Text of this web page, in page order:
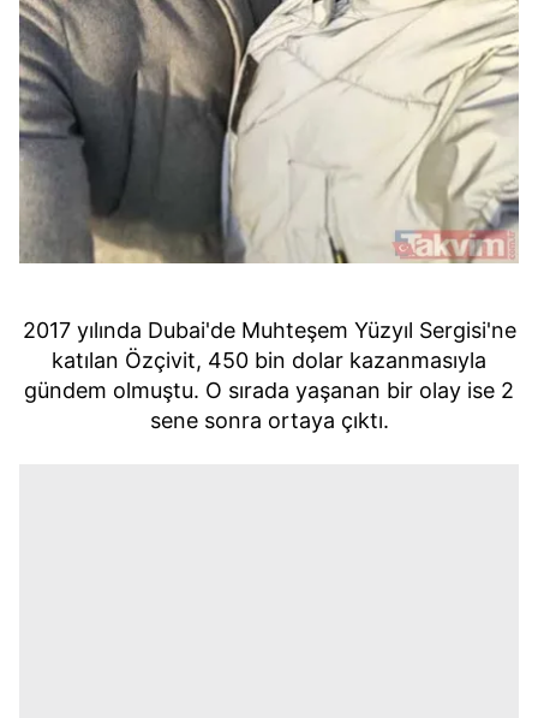
2017 yılında Dubai'de Muhteşem Yüzyıl Sergisi'ne
katılan Özçivit, 450 bin dolar kazanmasıyla
gündem olmuştu. O sırada yaşanan bir olay ise 2
sene sonra ortaya çıktı.